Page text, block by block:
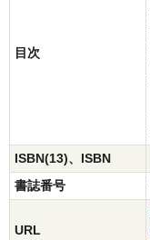
目次
ISBN(13)、ISBN
書誌番号
URL